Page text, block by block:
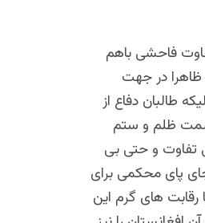
فاحشی باهم
ظاهرا در جهت
طالبان دفاع از
ظلم و ستم
تفاوت و حتی بی
پای محکمی برای
های گرم این